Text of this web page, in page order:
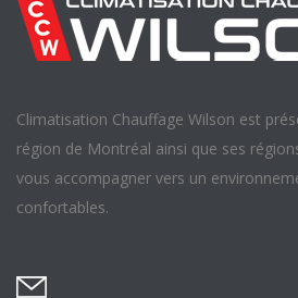
Climatisation Chauffage Wilson est
région de Montréal ainsi que ses
vous accompagner vers un
confortables.